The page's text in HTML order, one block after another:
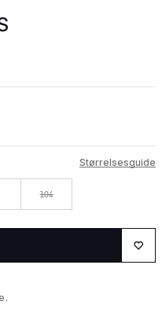
Størrelsesguide
104